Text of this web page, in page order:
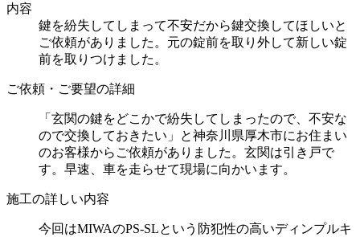
内容
鍵を紛失してしまって不安だから鍵交換してほしいと
ご依頼がありました。元の錠前を取り外して新しい錠
前を取りつけました。
ご依頼・ご要望の詳細
「玄関の鍵をどこかで紛失してしまったので、不安な
ので交換しておきたい」と神奈川県厚木市にお住まい
のお客様からご依頼がありました。玄関は引き戸で
す。早速、車を走らせて現場に向かいます。
施工の詳しい内容
今回はMIWAのPS-SLという防犯性の高いディンプルキ